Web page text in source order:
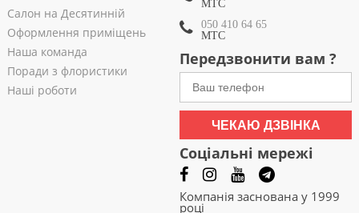
Салон на Десятинній
Оформлення приміщень
Наша команда
Поради з флористики
Наші роботи
МТС
050 410 64 65
МТС
Передзвонити вам ?
ЧЕКАЮ ДЗВІНКА
Соціальні мережі
Компанія заснована у 1999
році